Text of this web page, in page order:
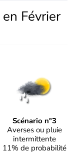
en Février
Scénario n°3
Averses ou pluie
intermittente
11% de probabilité